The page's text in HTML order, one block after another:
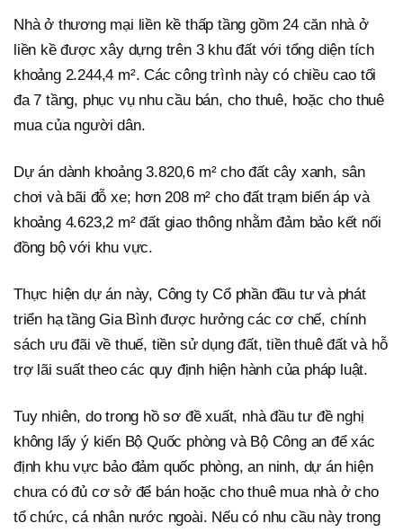
Nhà ở thương mại liền kề thấp tầng gồm 24 căn nhà ở
liền kề được xây dựng trên 3 khu đất với tổng diện tích
khoảng 2.244,4 m². Các công trình này có chiều cao tối
đa 7 tầng, phục vụ nhu cầu bán, cho thuê, hoặc cho thuê
mua của người dân.
Dự án dành khoảng 3.820,6 m² cho đất cây xanh, sân
chơi và bãi đỗ xe; hơn 208 m² cho đất trạm biến áp và
khoảng 4.623,2 m² đất giao thông nhằm đảm bảo kết nối
đồng bộ với khu vực.
Thực hiện dự án này, Công ty Cổ phần đầu tư và phát
triển hạ tầng Gia Bình được hưởng các cơ chế, chính
sách ưu đãi về thuế, tiền sử dụng đất, tiền thuê đất và hỗ
trợ lãi suất theo các quy định hiện hành của pháp luật.
Tuy nhiên, do trong hồ sơ đề xuất, nhà đầu tư đề nghị
không lấy ý kiến Bộ Quốc phòng và Bộ Công an để xác
định khu vực bảo đảm quốc phòng, an ninh, dự án hiện
chưa có đủ cơ sở để bán hoặc cho thuê mua nhà ở cho
tổ chức, cá nhân nước ngoài. Nếu có nhu cầu này trong